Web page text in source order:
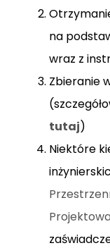
na
wraz z
Zbieranie
tutaj)
Niektóre